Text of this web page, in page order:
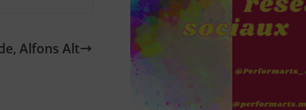
Alfons Alt